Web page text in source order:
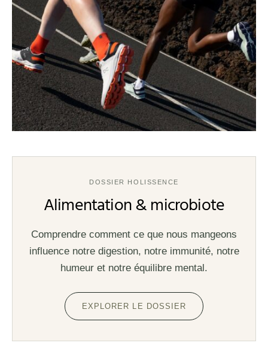
DOSSIER HOLISSENCE
Alimentation & microbiote
Comprendre comment ce que nous mangeons
influence notre digestion, notre immunité, notre
humeur et notre équilibre mental.
EXPLORER LE DOSSIER